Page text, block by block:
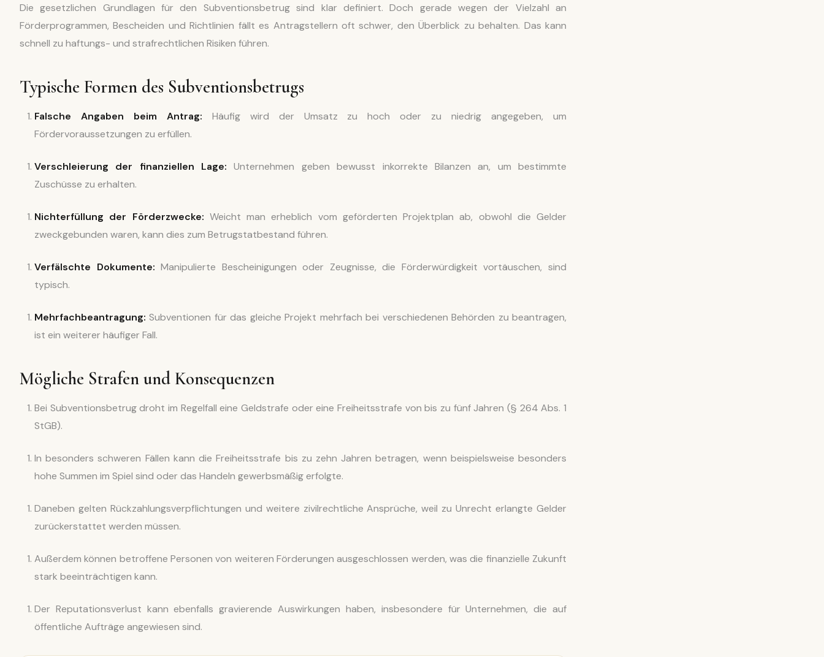
Die gesetzlichen Grundlagen für den Subventionsbetrug sind klar definiert. Doch gerade wegen der Vielzahl an
Förderprogrammen, Bescheiden und Richtlinien fällt es Antragstellern oft schwer, den Überblick zu behalten. Das kann
schnell zu haftungs- und strafrechtlichen Risiken führen.
Typische Formen des Subventionsbetrugs
Falsche Angaben beim Antrag: Häufig wird der Umsatz zu hoch oder zu niedrig angegeben, um
Fördervoraussetzungen zu erfüllen.
Verschleierung der finanziellen Lage: Unternehmen geben bewusst inkorrekte Bilanzen an, um bestimmte
Zuschüsse zu erhalten.
Nichterfüllung der Förderzwecke: Weicht man erheblich vom geförderten Projektplan ab, obwohl die Gelder
zweckgebunden waren, kann dies zum Betrugstatbestand führen.
Verfälschte Dokumente: Manipulierte Bescheinigungen oder Zeugnisse, die Förderwürdigkeit vortäuschen, sind
typisch.
Mehrfachbeantragung: Subventionen für das gleiche Projekt mehrfach bei verschiedenen Behörden zu beantragen,
ist ein weiterer häufiger Fall.
Mögliche Strafen und Konsequenzen
Bei Subventionsbetrug droht im Regelfall eine Geldstrafe oder eine Freiheitsstrafe von bis zu fünf Jahren (§ 264 Abs. 1
StGB).
In besonders schweren Fällen kann die Freiheitsstrafe bis zu zehn Jahren betragen, wenn beispielsweise besonders
hohe Summen im Spiel sind oder das Handeln gewerbsmäßig erfolgte.
Daneben gelten Rückzahlungsverpflichtungen und weitere zivilrechtliche Ansprüche, weil zu Unrecht erlangte Gelder
zurückerstattet werden müssen.
Außerdem können betroffene Personen von weiteren Förderungen ausgeschlossen werden, was die finanzielle Zukunft
stark beeinträchtigen kann.
Der Reputationsverlust kann ebenfalls gravierende Auswirkungen haben, insbesondere für Unternehmen, die auf
öffentliche Aufträge angewiesen sind.